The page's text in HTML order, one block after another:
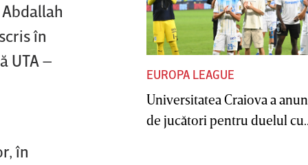
în
UTA –
în
EUROPA LEAGUE
Universitatea Craiova a
de jucători pentru duelul